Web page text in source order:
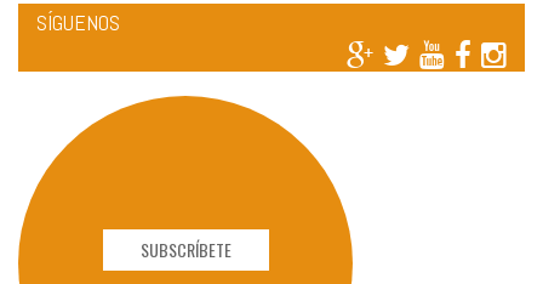
SÍGUENOS
SUBSCRÍBETE